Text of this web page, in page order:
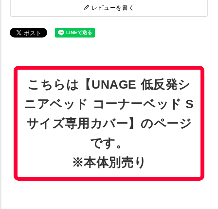
レビューを書く
こちらは【UNAGE 低反発シ
ニアベッド コーナーベッド S
サイズ専用カバー】のページ
です。
※本体別売り